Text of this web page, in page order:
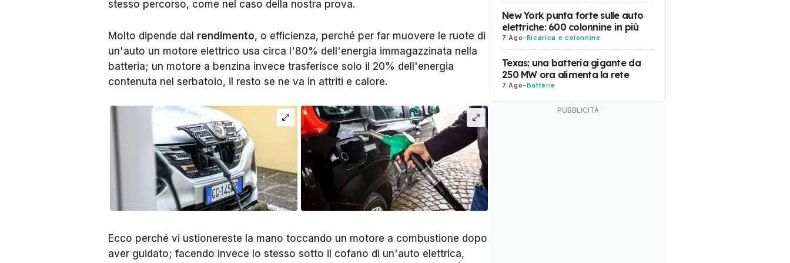
stesso percorso, come nel caso della nostra prova.
Molto dipende dal rendimento, o efficienza, perché per far muovere le ruote di
un'auto un motore elettrico usa circa l'80% dell'energia immagazzinata nella
batteria; un motore a benzina invece trasferisce solo il 20% dell'energia
contenuta nel serbatoio, il resto se ne va in attriti e calore.
Ecco perché vi ustionereste la mano toccando un motore a combustione dopo
aver guidato; facendo invece lo stesso sotto il cofano di un'auto elettrica,
New York punta forte sulle auto
elettriche: 600 colonnine in più
7 Ago-Ricarica e colonnine
Texas: una batteria gigante da
250 MW ora alimenta la rete
7 Ago-Batterie